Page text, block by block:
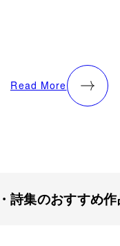
Read More
詩集のおすすめ